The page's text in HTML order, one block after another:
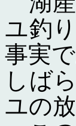
ユ釣
事実で
しば
ユの